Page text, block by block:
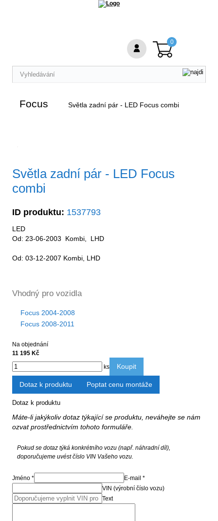
Focus Světla zadní pár - LED Focus combi
Světla zadní pár - LED Focus
combi
ID produktu: 1537793
LED
Od: 23-06-2003 Kombi, LHD
Od: 03-12-2007 Kombi, LHD
Vhodný pro vozidla
Focus 2004-2008
Focus 2008-2011
Na objednání
11 195 Kč
ks
Koupit
Dotaz k produktu Poptat cenu montáže
Dotaz k produktu
Máte-li jakýkoliv dotaz týkající se produktu, neváhejte se nám
ozvat prostřednictvím tohoto formuláře.
Pokud se dotaz týká konkrétního vozu (např. náhradní díl),
doporučujeme uvést číslo VIN Vašeho vozu.
Jméno *
E-mail *
VIN (výrobní číslo vozu)
Text
0